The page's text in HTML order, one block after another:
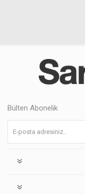
Bülten Abonelik